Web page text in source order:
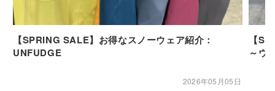
【SPRING SALE】お得なスノーウェア紹介：
UNFUDGE
2026年05月05日
【
～ウ